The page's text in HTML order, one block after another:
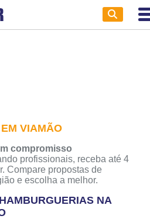
VIAMÃO
compromisso
profissionais, receba até 4
Compare propostas de
e escolha a melhor.
NA